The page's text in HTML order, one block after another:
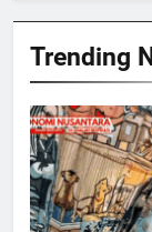
Trending